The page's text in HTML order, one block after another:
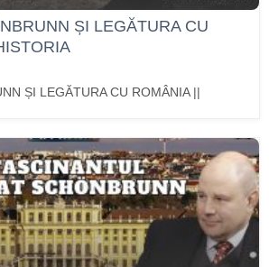
ȘI LEGĂTURA CU
ȘI LEGĂTURA CU ROMÂNIA ||